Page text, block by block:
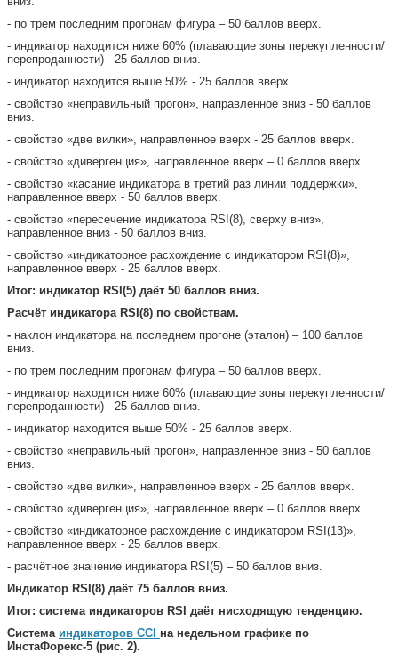
- по трем последним прогонам фигура – 50 баллов вверх.
- индикатор находится ниже 60% (плавающие зоны перекупленности/
перепроданности) - 25 баллов вниз.
- индикатор находится выше 50% - 25 баллов вверх.
- свойство «неправильный прогон», направленное вниз - 50 баллов
вниз.
- свойство «две вилки», направленное вверх - 25 баллов вверх.
- свойство «дивергенция», направленное вверх – 0 баллов вверх.
- свойство «касание индикатора в третий раз линии поддержки»,
направленное вверх - 50 баллов вверх.
- свойство «пересечение индикатора RSI(8), сверху вниз»,
направленное вниз - 50 баллов вниз.
- свойство «индикаторное расхождение с индикатором RSI(8)»,
направленное вверх - 25 баллов вверх.
Итог: индикатор RSI(5) даёт 50 баллов вниз.
Расчёт индикатора RSI(8) по свойствам.
- наклон индикатора на последнем прогоне (эталон) – 100 баллов
вниз.
- по трем последним прогонам фигура – 50 баллов вверх.
- индикатор находится ниже 60% (плавающие зоны перекупленности/
перепроданности) - 25 баллов вниз.
- индикатор находится выше 50% - 25 баллов вверх.
- свойство «неправильный прогон», направленное вниз - 50 баллов
вниз.
- свойство «две вилки», направленное вверх - 25 баллов вверх.
- свойство «дивергенция», направленное вверх – 0 баллов вверх.
- свойство «индикаторное расхождение с индикатором RSI(13)»,
направленное вверх - 25 баллов вверх.
- расчётное значение индикатора RSI(5) – 50 баллов вниз.
Индикатор RSI(8) даёт 75 баллов вниз.
Итог: система индикаторов RSI даёт нисходящую тенденцию.
Система индикаторов CCI на недельном графике по
ИнстаФорекс-5 (рис. 2).